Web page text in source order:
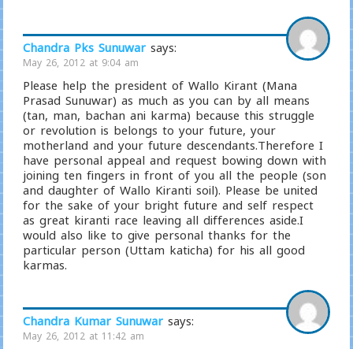
Chandra Pks Sunuwar says:
May 26, 2012 at 9:04 am
Please help the president of Wallo Kirant (Mana
Prasad Sunuwar) as much as you can by all means
(tan, man, bachan ani karma) because this struggle
or revolution is belongs to your future, your
motherland and your future descendants.Therefore I
have personal appeal and request bowing down with
joining ten fingers in front of you all the people (son
and daughter of Wallo Kiranti soil). Please be united
for the sake of your bright future and self respect
as great kiranti race leaving all differences aside.I
would also like to give personal thanks for the
particular person (Uttam katicha) for his all good
karmas.
Chandra Kumar Sunuwar says:
May 26, 2012 at 11:42 am